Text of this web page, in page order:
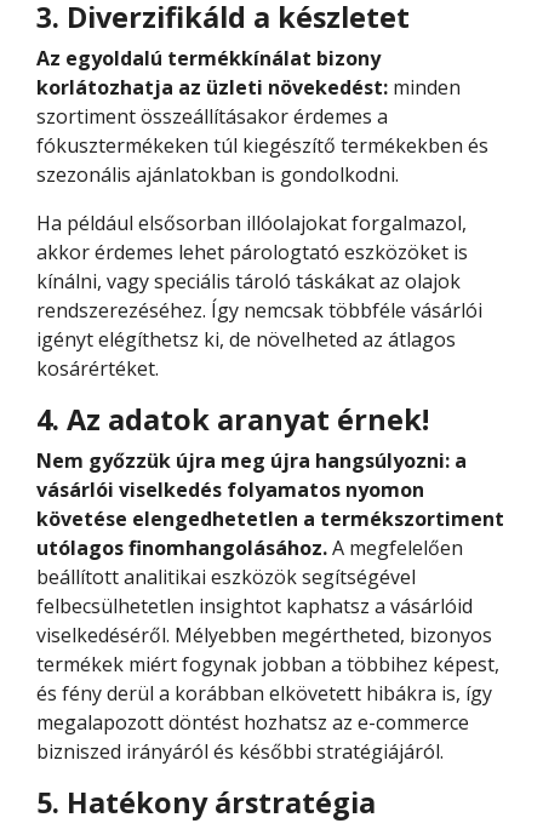
3. Diverzifikáld a készletet
Az egyoldalú termékkínálat bizony
korlátozhatja az üzleti növekedést: minden
szortiment összeállításakor érdemes a
fókusztermékeken túl kiegészítő termékekben és
szezonális ajánlatokban is gondolkodni.
Ha például elsősorban illóolajokat forgalmazol,
akkor érdemes lehet párologtató eszközöket is
kínálni, vagy speciális tároló táskákat az olajok
rendszerezéséhez. Így nemcsak többféle vásárlói
igényt elégíthetsz ki, de növelheted az átlagos
kosárértéket.
4. Az adatok aranyat érnek!
Nem győzzük újra meg újra hangsúlyozni: a
vásárlói viselkedés folyamatos nyomon
követése elengedhetetlen a termékszortiment
utólagos finomhangolásához.A megfelelően
beállított analitikai eszközök segítségével
felbecsülhetetlen insightot kaphatsz a vásárlóid
viselkedéséről. Mélyebben megértheted, bizonyos
termékek miért fogynak jobban a többihez képest,
és fény derül a korábban elkövetett hibákra is, így
megalapozott döntést hozhatsz az e-commerce
bizniszed irányáról és későbbi stratégiájáról.
5. Hatékony árstratégia